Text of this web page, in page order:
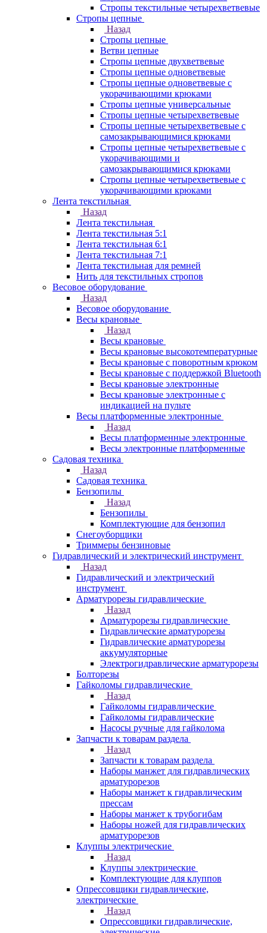
Стропы текстильные четырехветвевые
Стропы цепные
Назад
Стропы цепные
Ветви цепные
Стропы цепные двухветвевые
Стропы цепные одноветвевые
Стропы цепные одноветвевые с
укорачивающими крюками
Стропы цепные универсальные
Стропы цепные четырехветвевые
Стропы цепные четырехветвевые с
самозакрывающимися крюками
Стропы цепные четырехветвевые с
укорачивающими и
самозакрывающимися крюками
Стропы цепные четырехветвевые с
укорачивающими крюками
Лента текстильная
Назад
Лента текстильная
Лента текстильная 5:1
Лента текстильная 6:1
Лента текстильная 7:1
Лента текстильная для ремней
Нить для текстильных стропов
Весовое оборудование
Назад
Весовое оборудование
Весы крановые
Назад
Весы крановые
Весы крановые высокотемпературные
Весы крановые с поворотным крюком
Весы крановые с поддержкой Bluetooth
Весы крановые электронные
Весы крановые электронные с
индикацией на пульте
Весы платформенные электронные
Назад
Весы платформенные электронные
Весы электронные платформенные
Садовая техника
Назад
Садовая техника
Бензопилы
Назад
Бензопилы
Комплектующие для бензопил
Снегоуборщики
Триммеры бензиновые
Гидравлический и электрический инструмент
Назад
Гидравлический и электрический
инструмент
Арматурорезы гидравлические
Назад
Арматурорезы гидравлические
Гидравлические арматурорезы
Гидравлические арматурорезы
аккумуляторные
Электрогидравлические арматурорезы
Болторезы
Гайколомы гидравлические
Назад
Гайколомы гидравлические
Гайколомы гидравлические
Насосы ручные для гайколома
Запчасти к товарам раздела
Назад
Запчасти к товарам раздела
Наборы манжет для гидравлических
арматурорезов
Наборы манжет к гидравлическим
прессам
Наборы манжет к трубогибам
Наборы ножей для гидравлических
арматурорезов
Клуппы электрические
Назад
Клуппы электрические
Комплектующие для клуппов
Опрессовщики гидравлические,
электрические
Назад
Опрессовщики гидравлические,